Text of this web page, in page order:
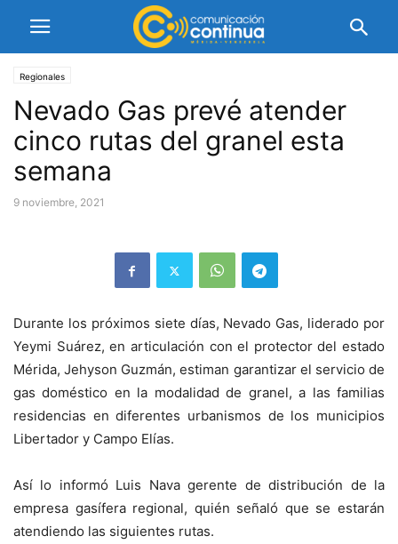
Regionales
Nevado Gas prevé atender
cinco rutas del granel esta
semana
9 noviembre, 2021
Durante los próximos siete días, Nevado Gas, liderado por
Yeymi Suárez, en articulación con el protector del estado
Mérida, Jehyson Guzmán, estiman garantizar el servicio de
gas doméstico en la modalidad de granel, a las familias
residencias en diferentes urbanismos de los municipios
Libertador y Campo Elías.
Así lo informó Luis Nava gerente de distribución de la
empresa gasífera regional, quién señaló que se estarán
atendiendo las siguientes rutas.